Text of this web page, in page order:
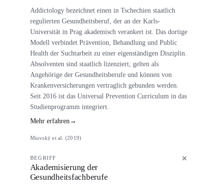
Addictology bezeichnet einen in Tschechien staatlich
regulierten Gesundheitsberuf, der an der Karls-
Universität in Prag akademisch verankert ist. Das dortige
Modell verbindet Prävention, Behandlung und Public
Health der Suchtarbeit zu einer eigenständigen Disziplin.
Absolventen sind staatlich lizenziert, gelten als
Angehörige der Gesundheitsberufe und können von
Krankenversicherungen vertraglich gebunden werden.
Seit 2016 ist das Universal Prevention Curriculum in das
Studienprogramm integriert.
Mehr erfahren →
Miovský et al. (2019)
BEGRIFF
Akademisierung der
Gesundheitsfachberufe